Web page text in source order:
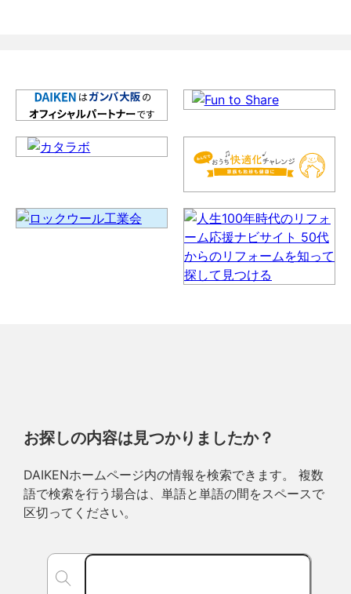
お探しの内容は見つかりましたか？
DAIKENホームページ内の情報を検索できます。 複数
語で検索を行う場合は、単語と単語の間をスペースで
区切ってください。